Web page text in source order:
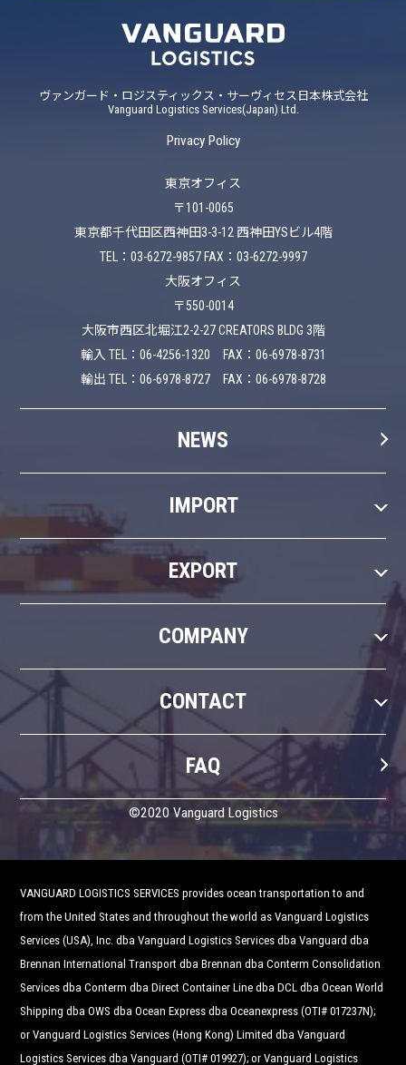
ヴァンガード・ロジスティックス・サーヴィセス日本株式会社
Vanguard Logistics Services(Japan) Ltd.
Privacy Policy
東京オフィス
〒101-0065
東京都千代田区西神田3-3-12 西神田YSビル4階
TEL：03-6272-9857 FAX：03-6272-9997
大阪オフィス
〒550-0014
大阪市西区北堀江2-2-27 CREATORS BLDG 3階
輸入 TEL：06-4256-1320 FAX：06-6978-8731
輸出 TEL：06-6978-8727 FAX：06-6978-8728
NEWS
IMPORT
EXPORT
COMPANY
CONTACT
FAQ
©2020 Vanguard Logistics
VANGUARD LOGISTICS SERVICES provides ocean transportation to and
from the United States and throughout the world as Vanguard Logistics
Services (USA), Inc. dba Vanguard Logistics Services dba Vanguard dba
Brennan International Transport dba Brennan dba Conterm Consolidation
Services dba Conterm dba Direct Container Line dba DCL dba Ocean World
Shipping dba OWS dba Ocean Express dba Oceanexpress (OTI# 017237N);
or Vanguard Logistics Services (Hong Kong) Limited dba Vanguard
Logistics Services dba Vanguard (OTI# 019927); or Vanguard Logistics